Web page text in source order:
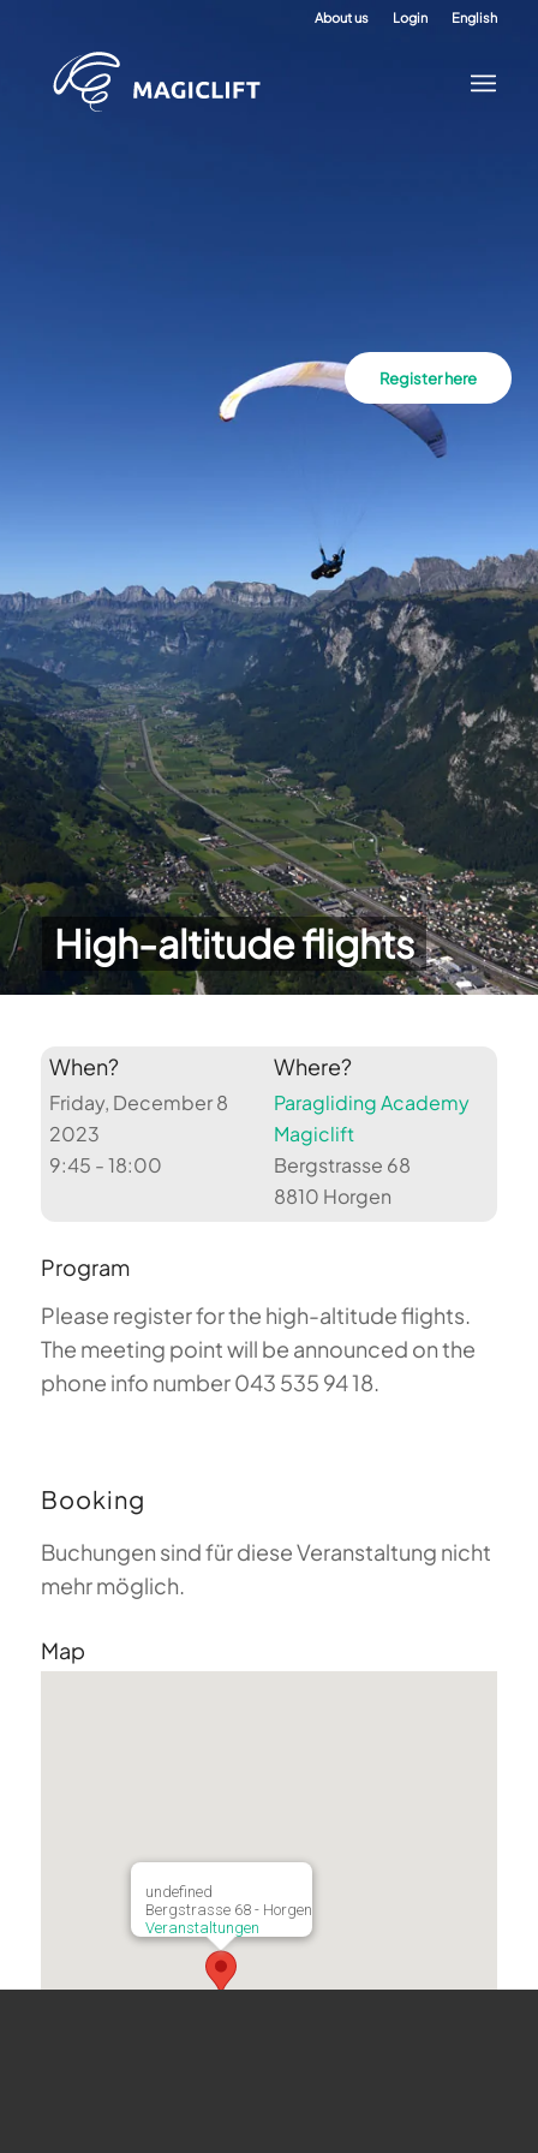
About us Login English
High-altitude flights
Register here
When?
Friday, December 8
2023
9:45 - 18:00
Where?
Paragliding Academy
Magiclift
Bergstrasse 68
8810 Horgen
Program
Please register for the high-altitude flights.
The meeting point will be announced on the
phone info number 043 535 94 18.
Booking
Buchungen sind für diese Veranstaltung nicht
mehr möglich.
Map
undefined
Bergstrasse 68 - Horgen
Veranstaltungen